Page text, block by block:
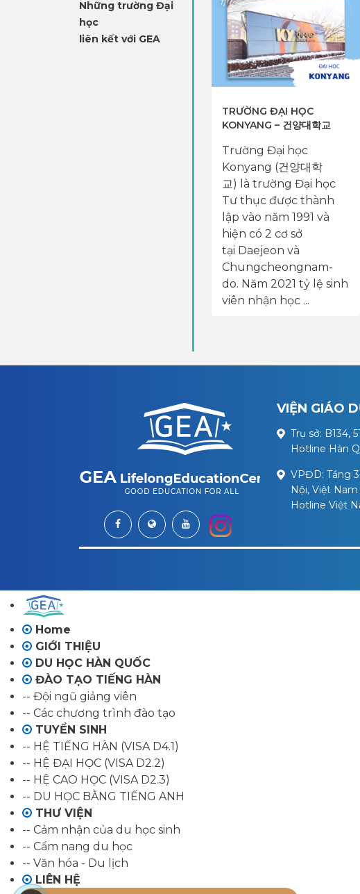
Những trường Đại
học
liên kết với GEA
TRƯỜNG ĐẠI HỌC
KONYANG – 건양대학교
Trường Đại học
Konyang (건양대학
교) là trường Đại học
Tư thục được thành
lập vào năm 1991 và
hiện có 2 cơ sở
tại Daejeon và
Chungcheongnam-
do. Năm 2021 tỷ lệ sinh
viên nhận học ...
VIỆN GIÁO
Trụ sở: B134,
Hotline Hàn
VPĐD: Tầng
Nội, Việt Nam
Hotline Việt
Home
GIỚI THIỆU
DU HỌC HÀN QUỐC
ĐÀO TẠO TIẾNG HÀN
-- Đội ngũ giảng viên
-- Các chương trình đào tạo
TUYỂN SINH
-- HỆ TIẾNG HÀN (VISA D4.1)
-- HỆ ĐẠI HỌC (VISA D2.2)
-- HỆ CAO HỌC (VISA D2.3)
-- DU HỌC BẰNG TIẾNG ANH
THƯ VIỆN
-- Cảm nhận của du học sinh
-- Cẩm nang du học
-- Văn hóa - Du lịch
LIÊN HỆ